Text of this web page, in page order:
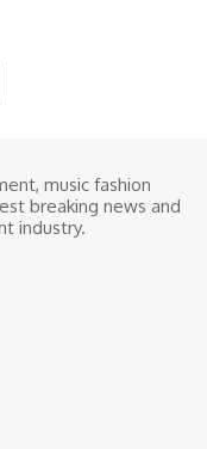
music fashion
breaking news and
industry.